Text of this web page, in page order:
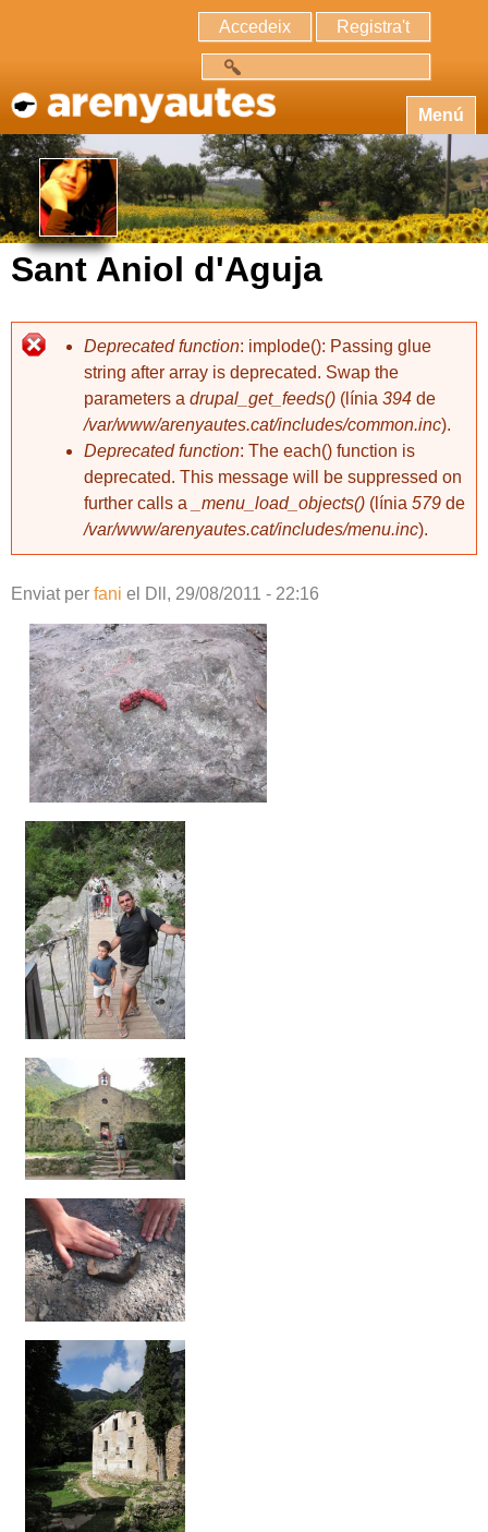
Accedeix Registra't
Menú
Sant Aniol d'Aguja
Deprecated function: implode(): Passing glue
string after array is deprecated. Swap the
parameters a drupal_get_feeds() (línia 394 de
/var/www/arenyautes.cat/includes/common.inc).
Deprecated function: The each() function is
deprecated. This message will be suppressed on
further calls a
_menu_load_objects() (línia 579 de
/var/www/arenyautes.cat/includes/menu.inc).
Enviat per fani el Dll, 29/08/2011 - 22:16